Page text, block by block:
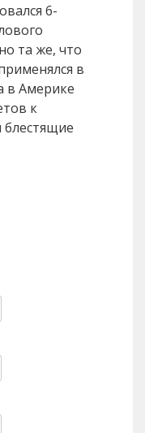
6­
та же, что
в
в Америке
к